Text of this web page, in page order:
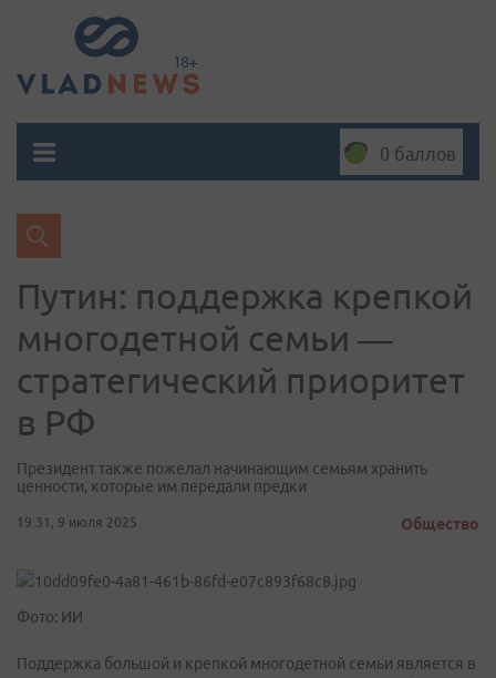
0 баллов
Путин: поддержка крепкой
многодетной семьи —
стратегический приоритет
в РФ
Президент также пожелал начинающим семьям хранить
ценности, которые им передали предки
19:31, 9 июля 2025 Общество
Фото: ИИ
Поддержка большой и крепкой многодетной семьи является в